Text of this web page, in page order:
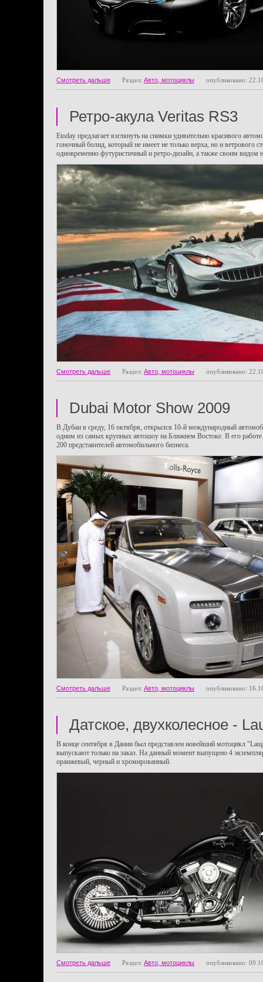
Смотреть дальше Раздел: Авто, мотоциклы опубликовано:
Ретро-акула Veritas RS3
Etoday предлагает взглянуть на снимки удивительно красивого
гоночный болид, который не имеет не только верха, но и ветрового
одновременно футуристичный и ретро-дизайн, а также своим видом
Смотреть дальше Раздел: Авто, мотоциклы опубликовано:
Dubai Motor Show 2009
В Дубаи в среду, 16 октября, открылся 10-й международный
одним из самых крупных автошоу на Ближнем Востоке. В его работе
200 представителей автомобильного бизнеса.
Смотреть дальше Раздел: Авто, мотоциклы опубликовано:
Датское, двухколесное -
В конце сентября в Дании был представлен новейший мотоцикл
выпускают только на заказ. На данный момент выпущено 4
оранжевый, черный и хромированный.
Смотреть дальше Раздел: Авто, мотоциклы опубликовано: